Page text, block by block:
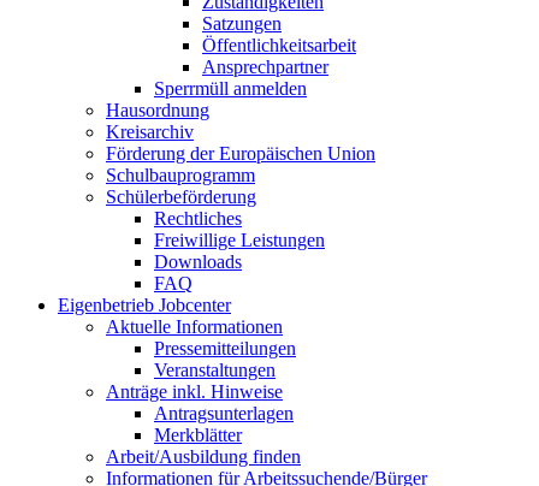
Satzungen
Öffentlichkeitsarbeit
Ansprechpartner
Sperrmüll anmelden
Hausordnung
Kreisarchiv
Förderung der Europäischen Union
Schulbauprogramm
Schülerbeförderung
Rechtliches
Freiwillige Leistungen
Downloads
FAQ
Eigenbetrieb Jobcenter
Aktuelle Informationen
Pressemitteilungen
Veranstaltungen
Anträge inkl. Hinweise
Antragsunterlagen
Merkblätter
Arbeit/Ausbildung finden
Informationen für Arbeitssuchende/Bürger